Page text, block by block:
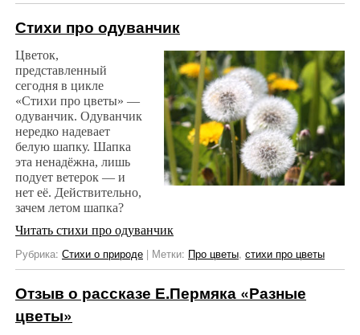
Стихи про одуванчик
Цветок,
представленный
сегодня в цикле
«Стихи про цветы» —
одуванчик. Одуванчик
нередко надевает
белую шапку. Шапка
эта ненадёжна, лишь
подует ветерок — и
нет её. Действительно,
зачем летом шапка?
Читать стихи про одуванчик
Рубрика: Стихи о природе | Метки: Про цветы, стихи про цветы
Отзыв о рассказе Е.Пермяка «Разные
цветы»